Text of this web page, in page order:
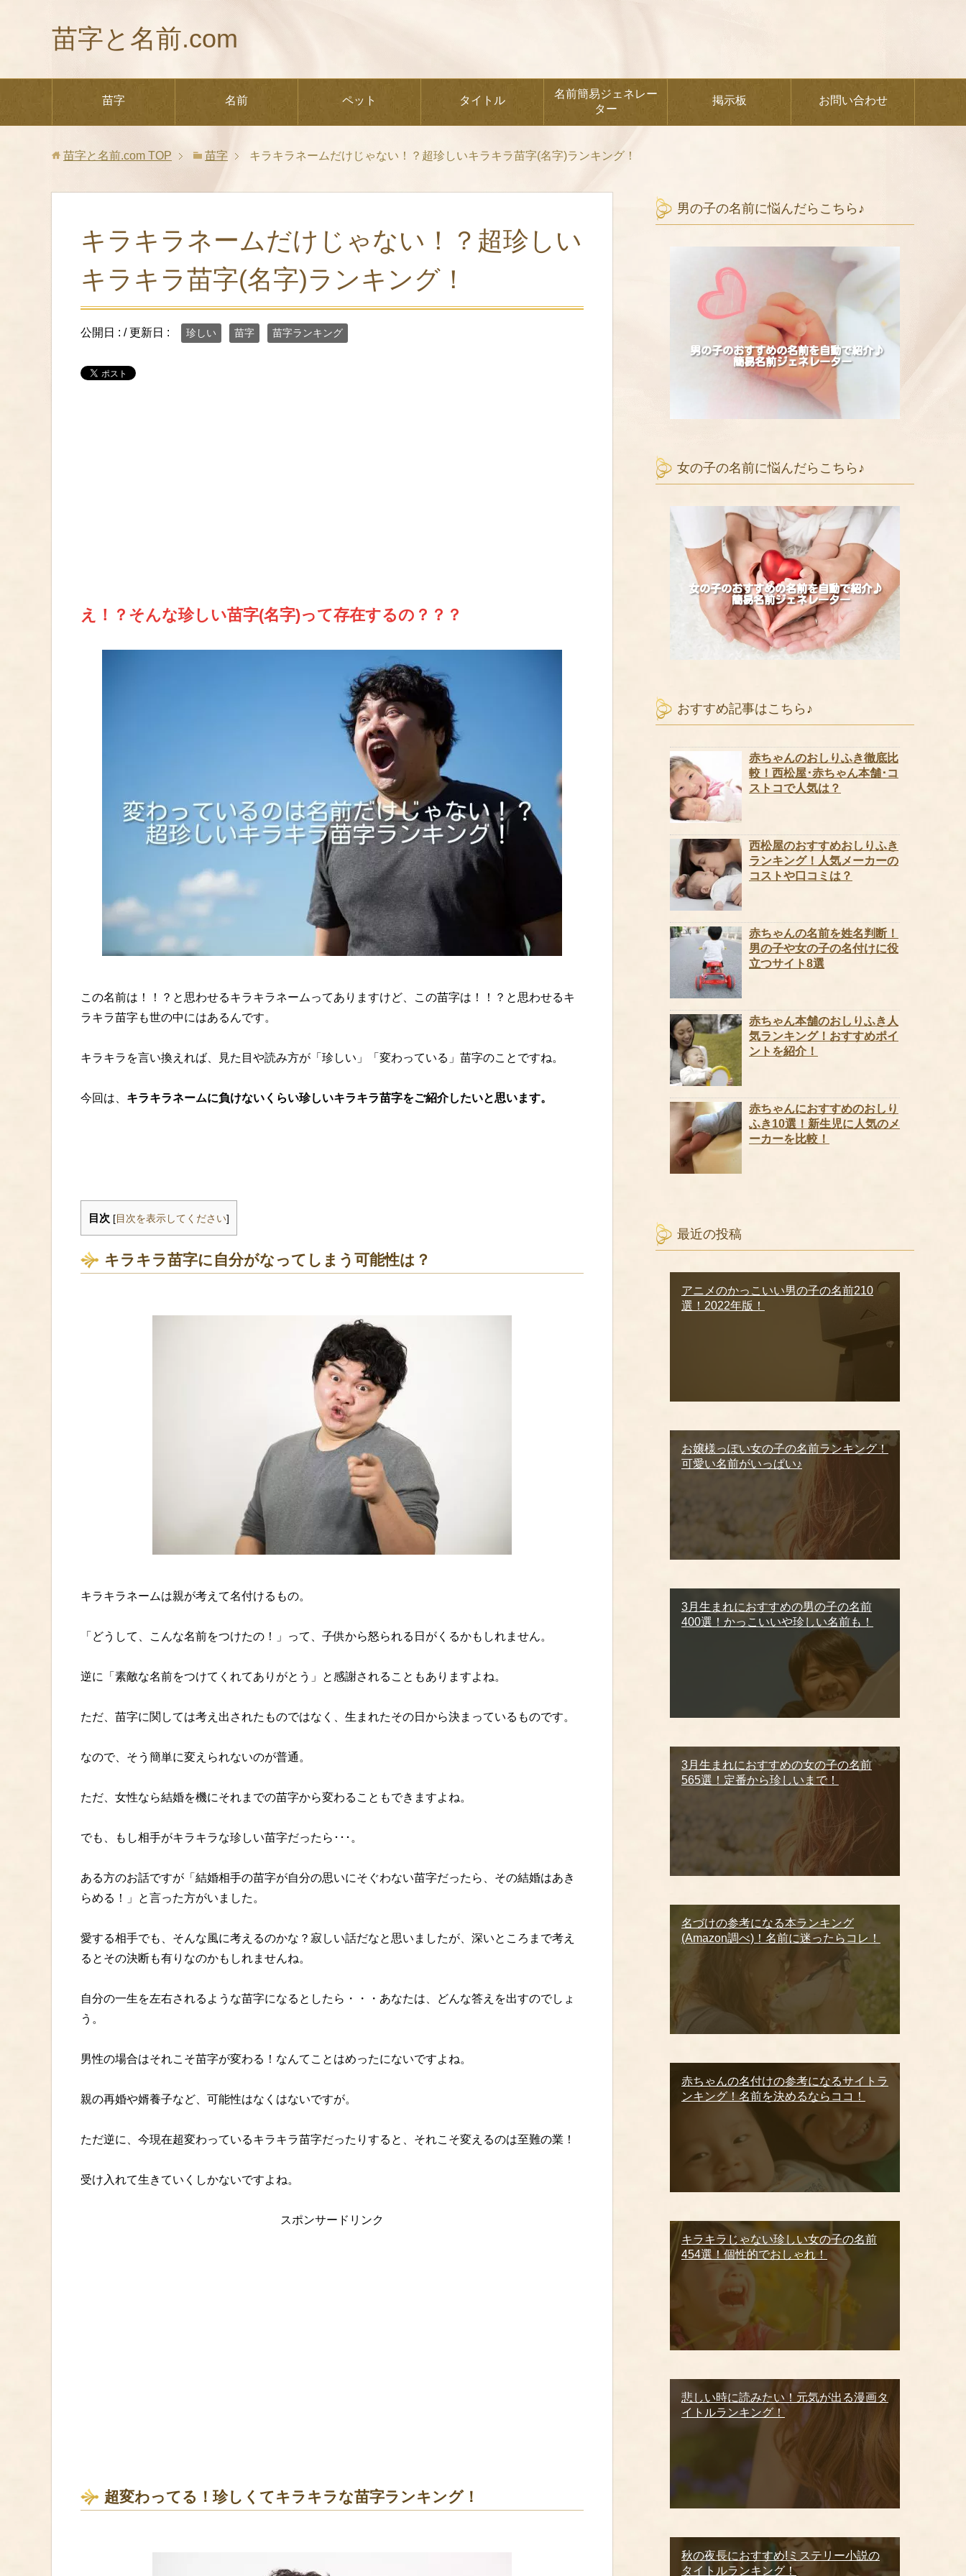
苗字と名前.com
苗字 名前 ペット タイトル
名前簡易ジェネレー
ター
掲示板 お問い合わせ
苗字と名前.com TOP 苗字 キラキラネームだけじゃない！？超珍しいキラキラ苗字(名字)ランキング！
キラキラネームだけじゃない！？超珍しい
キラキラ苗字(名字)ランキング！
公開日 : / 更新日 : 珍しい 苗字 苗字ランキング
え！？そんな珍しい苗字(名字)って存在するの？？？
この名前は！！？と思わせるキラキラネームってありますけど、この苗字は！！？と思わせるキ
ラキラ苗字も世の中にはあるんです。
キラキラを言い換えれば、見た目や読み方が「珍しい」「変わっている」苗字のことですね。
今回は、 キラキラネームに負けないくらい珍しいキラキラ苗字をご紹介したいと思います。
目次 [ 目次を表示してください]
キラキラ苗字に自分がなってしまう可能性は？
キラキラネームは親が考えて名付けるもの。
「どうして、こんな名前をつけたの！」って、子供から怒られる日がくるかもしれません。
逆に「素敵な名前をつけてくれてありがとう」と感謝されることもありますよね。
ただ、苗字に関しては考え出されたものではなく、生まれたその日から決まっているものです。
なので、そう簡単に変えられないのが普通。
ただ、女性なら結婚を機にそれまでの苗字から変わることもできますよね。
でも、もし相手がキラキラな珍しい苗字だったら･･･。
ある方のお話ですが「結婚相手の苗字が自分の思いにそぐわない苗字だったら、その結婚はあき
らめる！」と言った方がいました。
愛する相手でも、そんな風に考えるのかな？寂しい話だなと思いましたが、深いところまで考え
るとその決断も有りなのかもしれませんね。
自分の一生を左右されるような苗字になるとしたら・・・あなたは、どんな答えを出すのでしょ
う。
男性の場合はそれこそ苗字が変わる！なんてことはめったにないですよね。
親の再婚や婿養子など、可能性はなくはないですが。
ただ逆に、今現在超変わっているキラキラ苗字だったりすると、それこそ変えるのは至難の業！
受け入れて生きていくしかないですよね。
スポンサードリンク
超変わってる！珍しくてキラキラな苗字ランキング！
男の子の名前に悩んだらこちら♪
女の子の名前に悩んだらこちら♪
おすすめ記事はこちら♪
赤ちゃんのおしりふき徹底比
較！西松屋･赤ちゃん本舗･コ
ストコで人気は？
西松屋のおすすめおしりふき
ランキング！人気メーカーの
コストや口コミは？
赤ちゃんの名前を姓名判断！
男の子や女の子の名付けに役
立つサイト8選
赤ちゃん本舗のおしりふき人
気ランキング！おすすめポイ
ントを紹介！
赤ちゃんにおすすめのおしり
ふき10選！新生児に人気のメ
ーカーを比較！
最近の投稿
アニメのかっこいい男の子の名前210
選！2022年版！
お嬢様っぽい女の子の名前ランキング！
可愛い名前がいっぱい♪
3月生まれにおすすめの男の子の名前
400選！かっこいいや珍しい名前も！
3月生まれにおすすめの女の子の名前
565選！定番から珍しいまで！
名づけの参考になる本ランキング
(Amazon調べ)！名前に迷ったらコレ！
赤ちゃんの名付けの参考になるサイトラ
ンキング！名前を決めるならココ！
キラキラじゃない珍しい女の子の名前
454選！個性的でおしゃれ！
悲しい時に読みたい！元気が出る漫画タ
イトルランキング！
秋の夜長におすすめ!ミステリー小説の
タイトルランキング！